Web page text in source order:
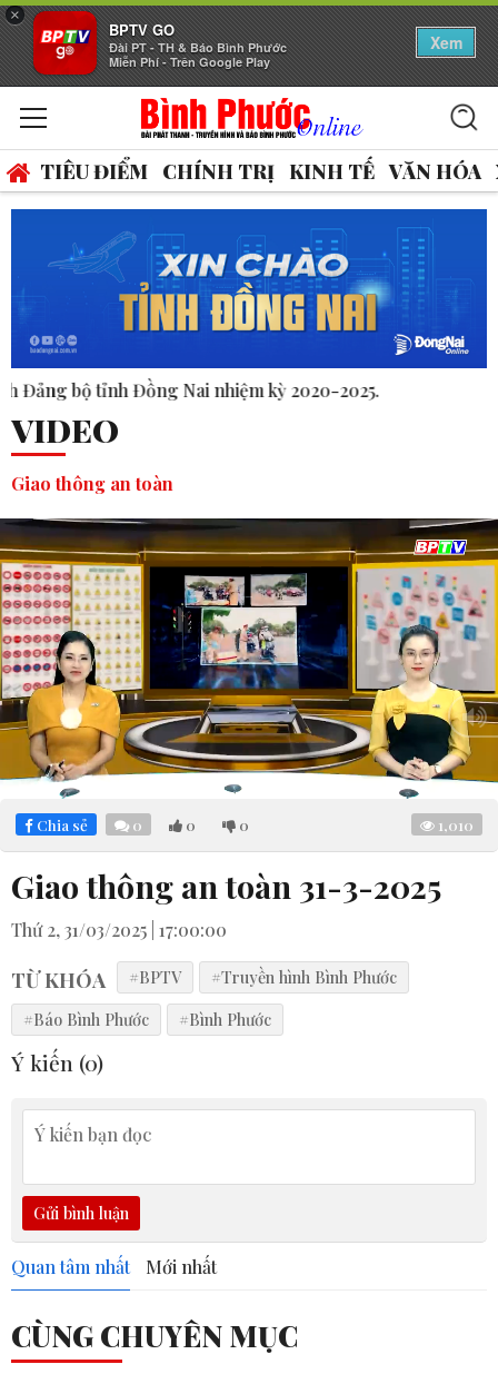
×
BPTV GO
Đài PT - TH & Báo Bình Phước
Miễn Phí - Trên Google Play
Xem
TIÊU ĐIỂM CHÍNH TRỊ KINH TẾ VĂN HÓA
2025.
VIDEO
Giao thông an toàn
Mute
Chia sẻ 0 0 0 1,010
Giao thông an toàn 31-3-2025
Thứ 2, 31/03/2025 | 17:00:00
TỪ KHÓA #BPTV
#Truyền hình Bình Phước
#Báo Bình Phước
#Bình Phước
Ý kiến (0)
Gửi bình luận
Quan tâm nhất Mới nhất
CÙNG CHUYÊN MỤC